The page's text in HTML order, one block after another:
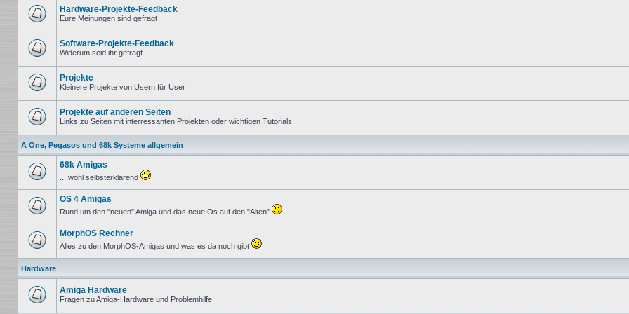
Beiträge
ungelesenen
Beiträge
Hardware-Projekte-Feedback
Eure Meinungen sind gefragt
ungelesenen
Beiträge
Software-Projekte-Feedback
Widerum seid ihr gefragt
ungelesenen
Beiträge
Projekte
Kleinere Projekte von Usern für User
ungelesenen
Beiträge
Projekte auf anderen Seiten
Links zu Seiten mit interressanten Projekten oder wichtigen Tutorials
A One, Pegasos und 68k Systeme allgemein
ungelesenen
Beiträge
68k Amigas
....wohl selbsterklärend
ungelesenen
Beiträge
OS 4 Amigas
Rund um den "neuen" Amiga und das neue Os auf den "Alten"
ungelesenen
Beiträge
MorphOS Rechner
Alles zu den MorphOS-Amigas und was es da noch gibt
Hardware
Amiga Hardware
Fragen zu Amiga-Hardware und Problemhilfe